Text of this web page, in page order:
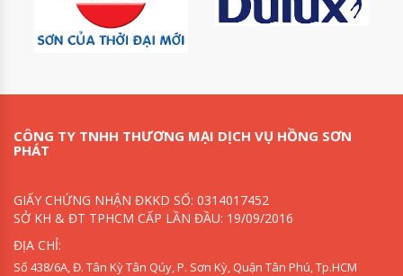
CÔNG TY TNHH THƯƠNG MẠI DỊCH VỤ HỒNG SƠN
PHÁT
GIẤY CHỨNG NHẬN ĐKKD SỐ: 0314017452
SỞ KH & ĐT TPHCM CẤP LẦN ĐẦU: 19/09/2016
ĐỊA CHỈ:
Số 438/6A, Đ. Tân Kỳ Tân Qúy, P. Sơn Kỳ, Quận Tân Phú, Tp.HCM